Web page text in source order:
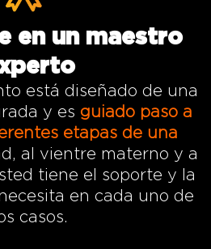
en un maestro
está diseñado de una
y es guiado paso a
etapas de una
al vientre materno y a
tiene el soporte y la
en cada uno de
casos.